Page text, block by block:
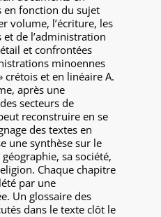
en fonction du sujet
volume, l’écriture, les
de l’administration
et confrontées
minoennes
crétois et en linéaire A.
après une
secteurs de
reconstruire en se
des textes en
une synthèse sur le
sa société,
Chaque chapitre
par une
Un glossaire des
dans le texte clôt le